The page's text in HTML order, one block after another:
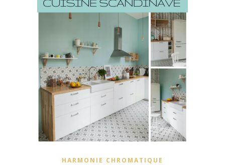
HARMONIE CHROMATIQUE